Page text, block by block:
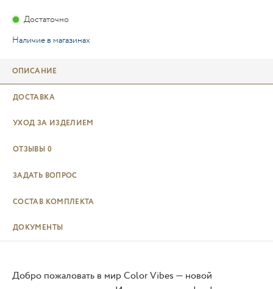
Достаточно
Наличие в магазинах
ОПИСАНИЕ
ДОСТАВКА
УХОД ЗА ИЗДЕЛИЕМ
ОТЗЫВЫ 0
ЗАДАТЬ ВОПРОС
СОСТАВ КОМПЛЕКТА
ДОКУМЕНТЫ
Добро пожаловать в мир Color Vibes — новой